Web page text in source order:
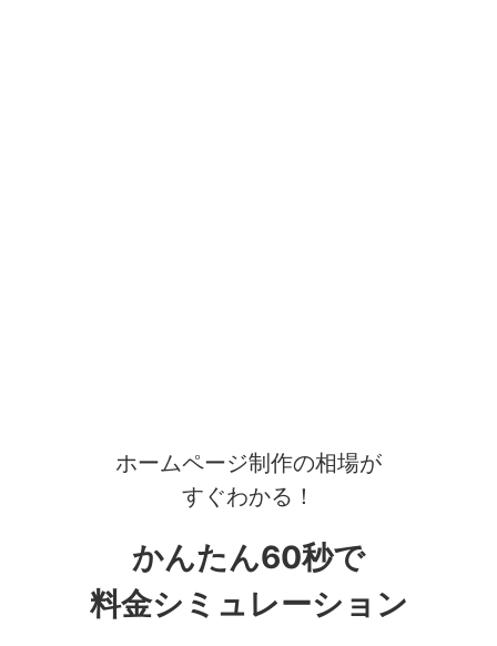
ホームページ制作の相場が
すぐわかる！
かんたん60秒で
料金シミュレーション